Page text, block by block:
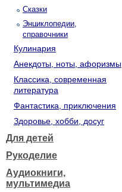
Сказки
Энциклопедии,
справочники
Кулинария
Анекдоты, ноты, афоризмы
Классика, современная
литература
Фантастика, приключения
Здоровье, хобби, досуг
Для детей
Рукоделие
Аудиокниги,
мультимедиа